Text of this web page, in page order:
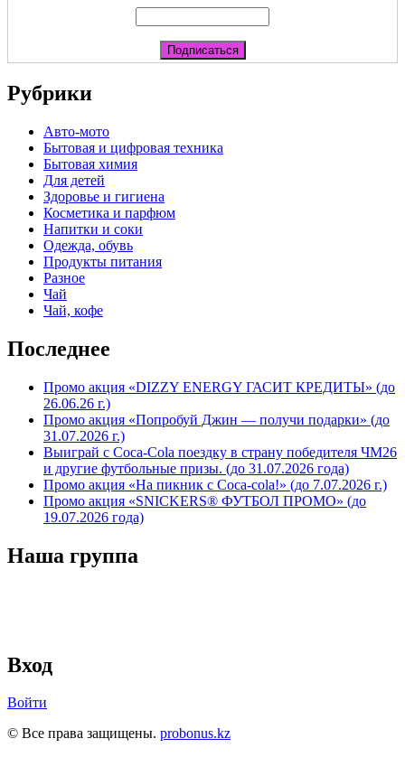
Рубрики
Авто-мото
Бытовая и цифровая техника
Бытовая химия
Для детей
Здоровье и гигиена
Косметика и парфюм
Напитки и соки
Одежда, обувь
Продукты питания
Разное
Чай
Чай, кофе
Последнее
Промо акция «DIZZY ENERGY ГАСИТ КРЕДИТЫ» (до
26.06.26 г.)
Промо акция «Попробуй Джин — получи подарки» (до
31.07.2026 г.)
Выиграй с Coca-Cola поездку в страну победителя ЧМ26
и другие футбольные призы. (до 31.07.2026 года)
Промо акция «На пикник с Coca-cola!» (до 7.07.2026 г.)
Промо акция «SNICKERS® ФУТБОЛ ПРОМО» (до
19.07.2026 года)
Наша группа
Вход
Войти
© Все права защищены. probonus.kz